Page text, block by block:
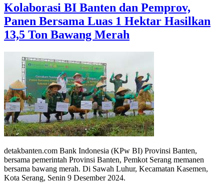
Kolaborasi BI Banten dan Pemprov,
Panen Bersama Luas 1 Hektar Hasilkan
13,5 Ton Bawang Merah
detakbanten.com Bank Indonesia (KPw BI) Provinsi Banten,
bersama pemerintah Provinsi Banten, Pemkot Serang memanen
bersama bawang merah. Di Sawah Luhur, Kecamatan Kasemen,
Kota Serang, Senin 9 Desember 2024.